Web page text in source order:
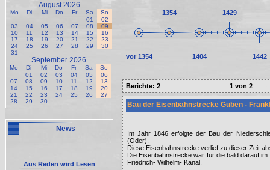
August 2026
Mo Di Mi Do Fr Sa
So
01
02
03
04 05 06 07 08
09
10
11 12 13 14 15
16
17
18 19 20 21 22
23
24
25 26 27 28 29
30
31
September 2026
Mo Di Mi Do Fr Sa
So
01
02 03 04 05
06
07
08 09 10 11 12
13
14
15 16 17 18 19
20
21
22 23 24 25 26
27
28
29 30
News
Aus Reden wird Lesen
1354 1429
vor 1354 1404 1442
Berichte: 2 1 von 2
Bau der Eisenbahnstrecke Guben -
Im Jahr 1846 erfolgte der Bau der
(Oder).
Diese Eisenbahnstrecke verlief zu dieser Zeit
Die Eisenbahnstrecke war für die bald darauf
Friedrich- Wilhelm- Kanal.